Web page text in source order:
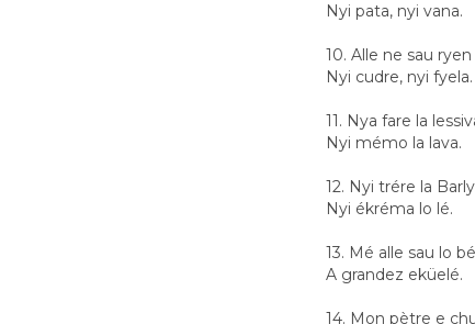
Nyi pata, nyi vana.
10. Alle ne sau
Nyi cudre, nyi fyela.
11. Nya fare la
Nyi mémo la lava.
12. Nyi trére la
Nyi ékréma lo lé.
13. Mé alle sau lo
A grandez eküelé.
14. Mon pètre e